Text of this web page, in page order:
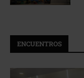
ENCUENTROS